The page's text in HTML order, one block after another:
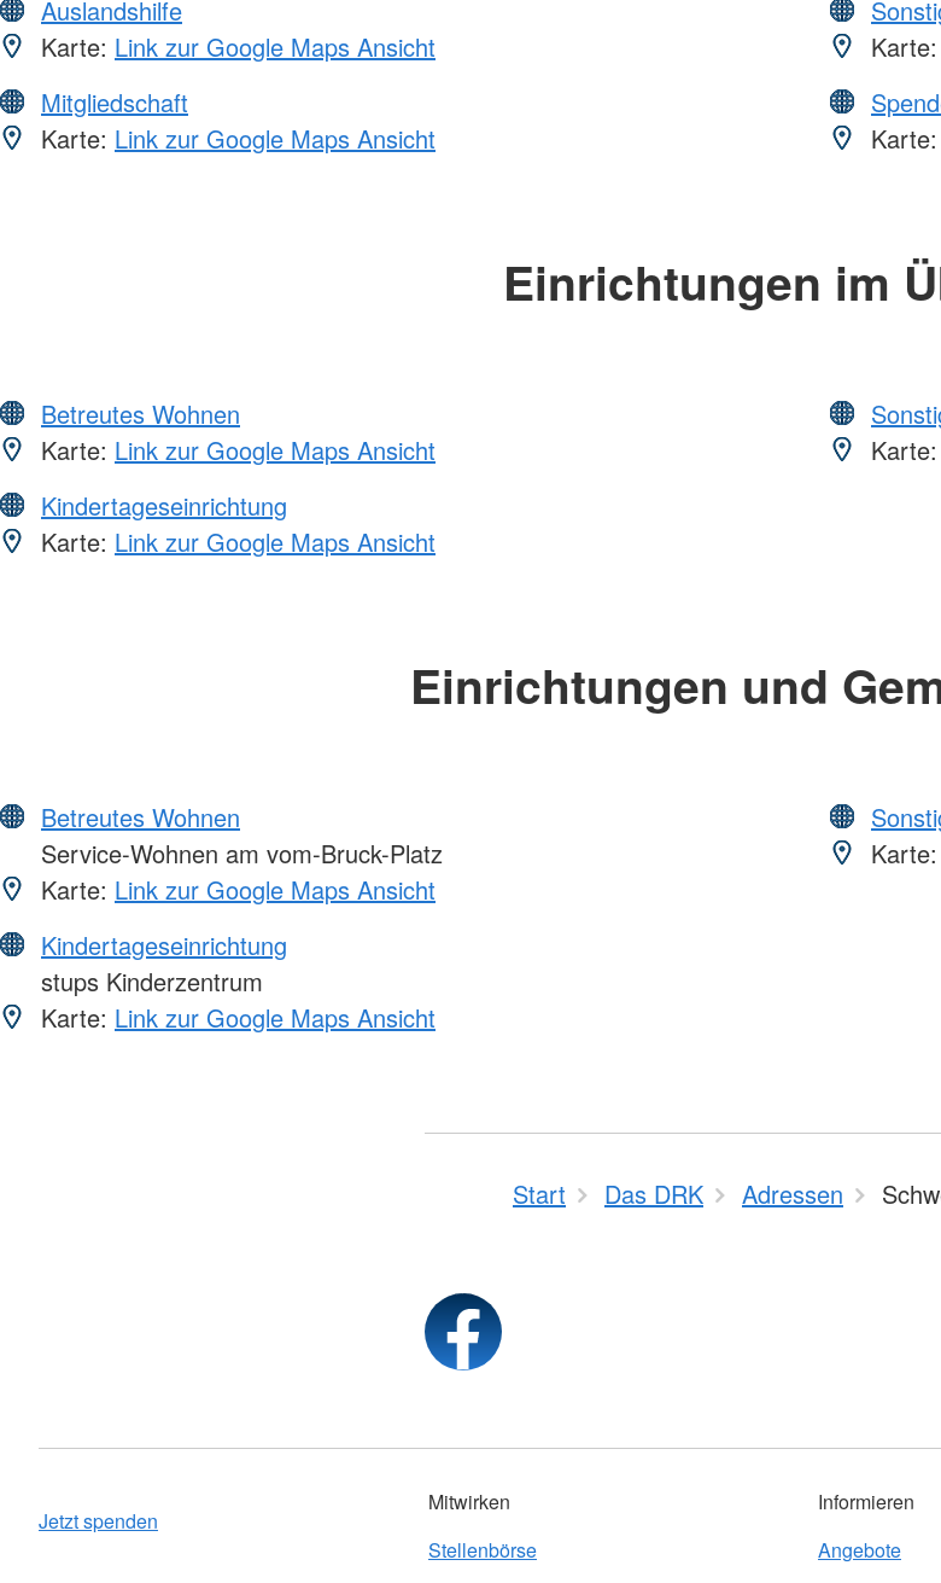
Auslandshilfe
Karte: Link zur Google Maps Ansicht
Mitgliedschaft
Karte: Link zur Google Maps Ansicht
Karte:
Karte:
Einrichtungen im
Betreutes Wohnen
Karte: Link zur Google Maps Ansicht
Kindertageseinrichtung
Karte: Link zur Google Maps Ansicht
Karte:
Einrichtungen und
Betreutes Wohnen
Service-Wohnen am vom-Bruck-Platz
Karte: Link zur Google Maps Ansicht
Kindertageseinrichtung
stups Kinderzentrum
Karte: Link zur Google Maps Ansicht
Karte:
Start Das DRK Adressen
Jetzt spenden
Mitwirken
Stellenbörse
Informieren
Angebote